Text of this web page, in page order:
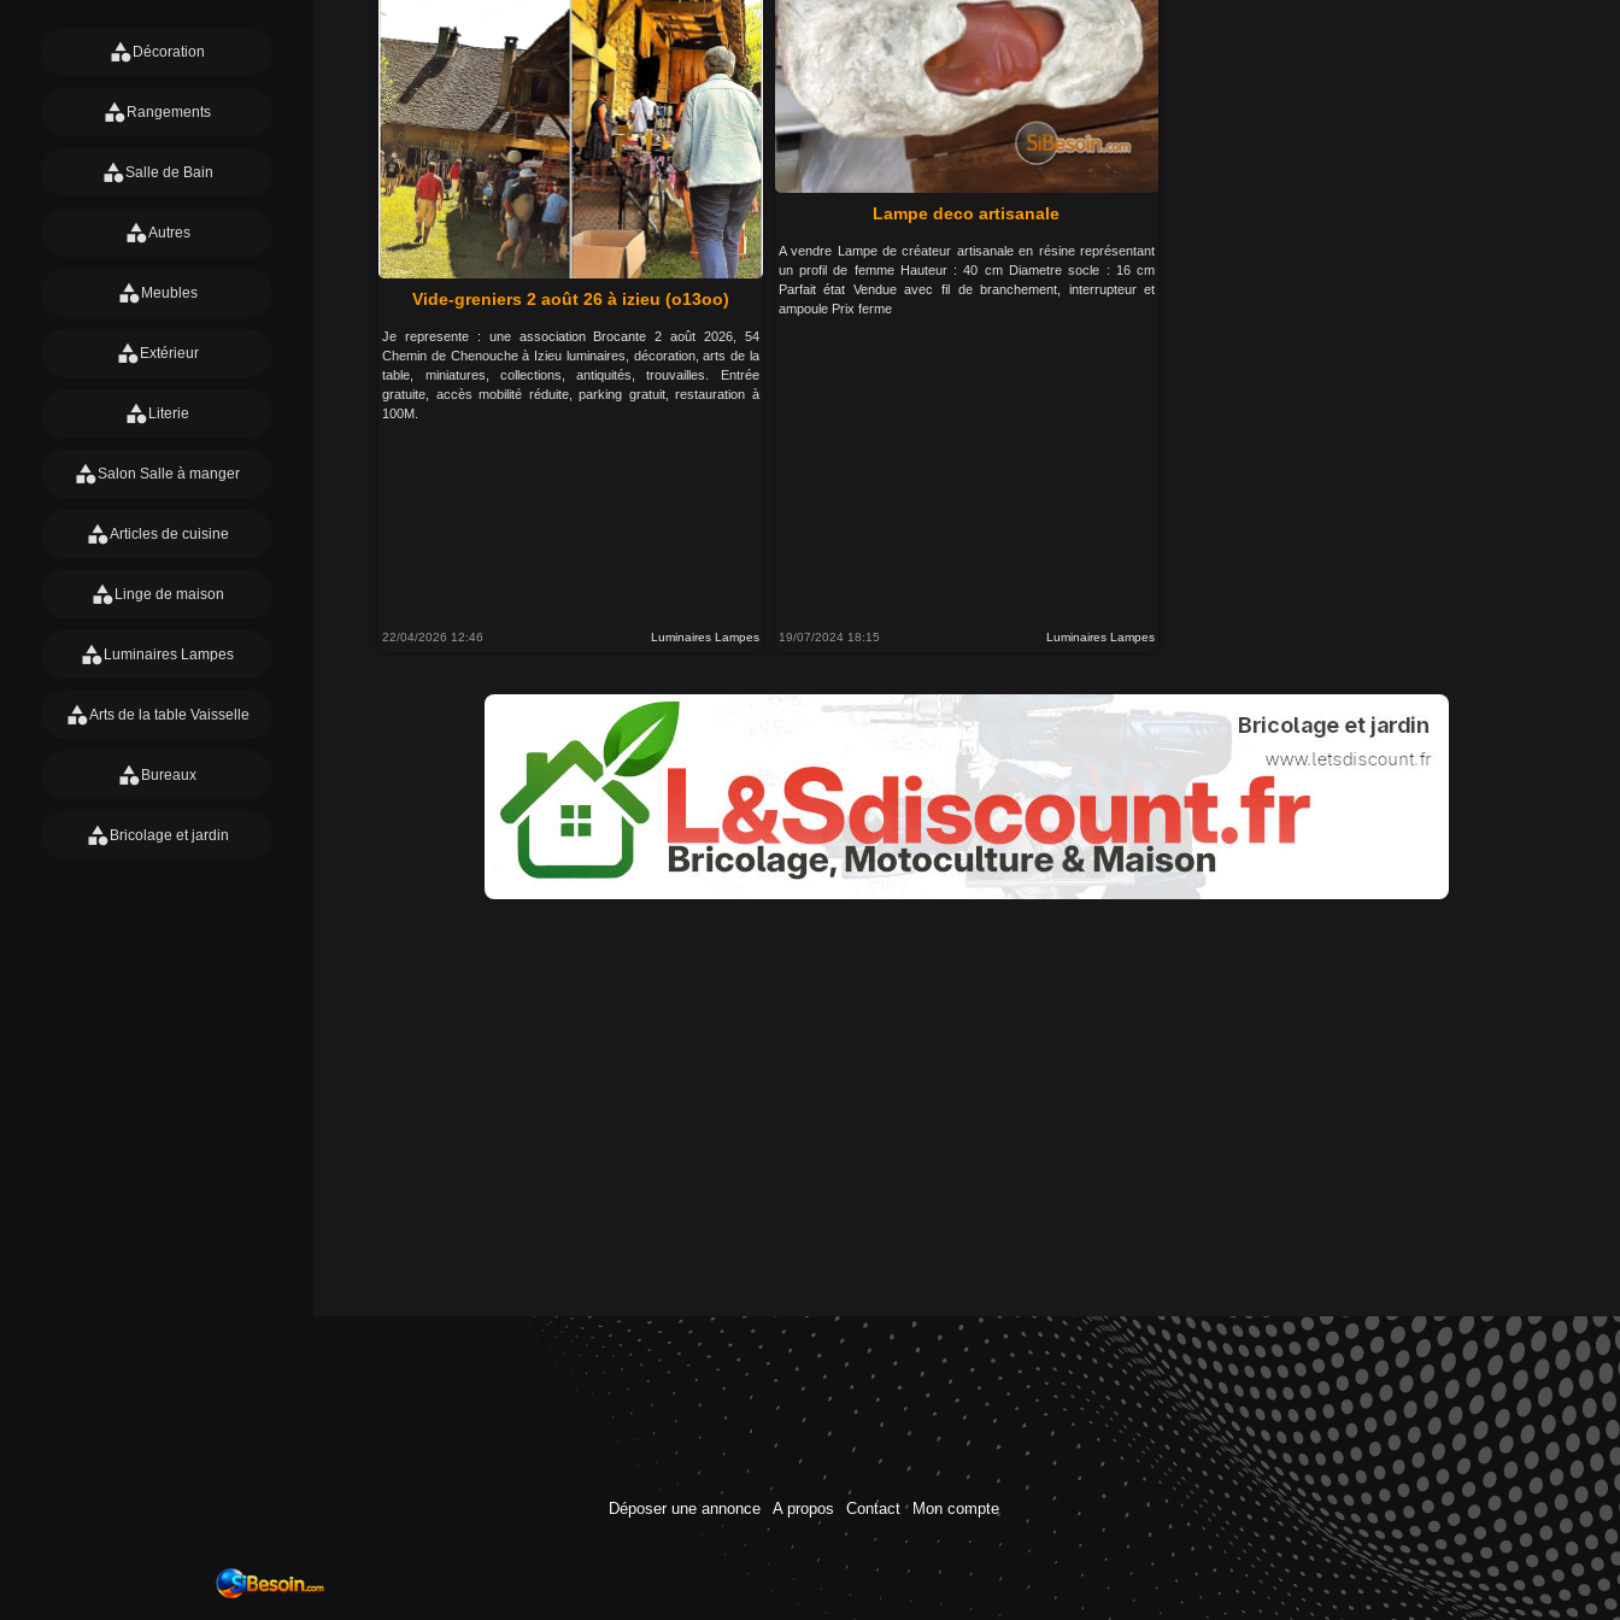
category Décoration
category Rangements
categorySalle de Bain
categoryAutres
category Meubles
category Extérieur
category Literie
categorySalon Salle à manger
categoryArticles de cuisine
category Linge de maison
category Luminaires Lampes
categoryArts de la table Vaisselle
category Bureaux
category Bricolage et jardin
Vide-greniers 2 août 26 à izieu (o13oo)
Je represente : une association Brocante 2 août 2026, 54
Chemin de Chenouche à Izieu luminaires, décoration, arts de la
table, miniatures, collections, antiquités, trouvailles. Entrée
gratuite, accès mobilité réduite, parking gratuit, restauration à
100M.
22/04/2026 12:46 Luminaires Lampes
Lampe deco artisanale
A vendre Lampe de créateur artisanale en résine représentant
un profil de femme Hauteur : 40 cm Diametre socle : 16 cm
Parfait état Vendue avec fil de branchement, interrupteur et
ampoule Prix ferme
19/07/2024 18:15 Luminaires Lampes
Déposer une annonce A propos Contact Mon compte